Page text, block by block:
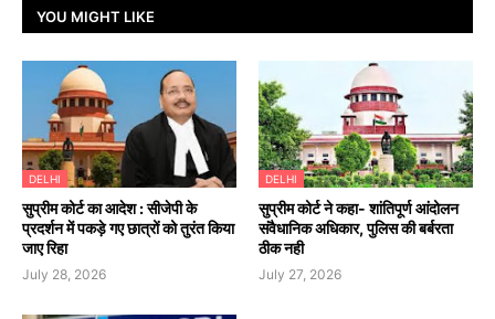
YOU MIGHT LIKE
DELHI
सुप्रीम कोर्ट का आदेश : सीजेपी के
प्रदर्शन में पकड़े गए छात्रों को तुरंत किया
जाए रिहा
July 28, 2026
DELHI
सुप्रीम कोर्ट ने कहा- शांतिपूर्ण आंदोलन
संवैधानिक अधिकार, पुलिस की बर्बरता
ठीक नही
July 27, 2026